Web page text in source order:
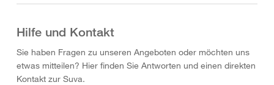
Hilfe und Kontakt
Sie haben Fragen zu unseren Angeboten oder möchten uns
etwas mitteilen? Hier finden Sie Antworten und einen direkten
Kontakt zur Suva.